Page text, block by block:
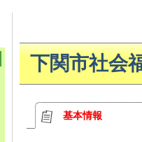
下関市社会
基本情報